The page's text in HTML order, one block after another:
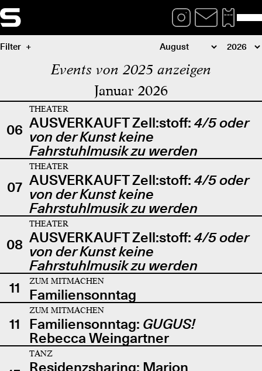
Filter
Events von 2025 anzeigen
Januar 2026
06
THEATER
AUSVERKAUFT Zell:stoff: 4/5 oder
von der Kunst keine
Fahrstuhlmusik zu werden
07
THEATER
AUSVERKAUFT Zell:stoff: 4/5 oder
von der Kunst keine
Fahrstuhlmusik zu werden
08
THEATER
AUSVERKAUFT Zell:stoff: 4/5 oder
von der Kunst keine
Fahrstuhlmusik zu werden
11
ZUM MITMACHEN
Familiensonntag
11
ZUM MITMACHEN
Familiensonntag: GUGUS!
Rebecca Weingartner
TANZ
Residenzsharing: Marion